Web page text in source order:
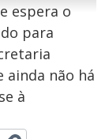
espera o
para
ainda não há
à